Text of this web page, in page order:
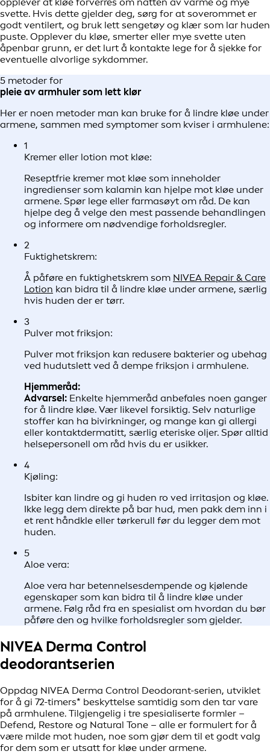
svette. Hvis dette gjelder deg, sørg for at soverommet er
godt ventilert, og bruk lett sengetøy og klær som lar huden
puste. Opplever du kløe, smerter eller mye svette uten
åpenbar grunn, er det lurt å kontakte lege for å sjekke for
eventuelle alvorlige sykdommer.
5 metoder for
pleie av armhuler som lett klør
Her er noen metoder man kan bruke for å lindre kløe under
armene, sammen med symptomer som kviser i armhulene:
1
Kremer eller lotion mot kløe:
Reseptfrie kremer mot kløe som inneholder
ingredienser som kalamin kan hjelpe mot kløe under
armene. Spør lege eller farmasøyt om råd. De kan
hjelpe deg å velge den mest passende behandlingen
og informere om nødvendige forholdsregler.
2
Fuktighetskrem:
Å påføre en fuktighetskrem som NIVEA Repair & Care
Lotion kan bidra til å lindre kløe under armene, særlig
hvis huden der er tørr.
3
Pulver mot friksjon:
Pulver mot friksjon kan redusere bakterier og ubehag
ved hudutslett ved å dempe friksjon i armhulene.
Hjemmeråd:
Advarsel: Enkelte hjemmeråd anbefales noen ganger
for å lindre kløe. Vær likevel forsiktig. Selv naturlige
stoffer kan ha bivirkninger, og mange kan gi allergi
eller kontaktdermatitt, særlig eteriske oljer. Spør alltid
helsepersonell om råd hvis du er usikker.
4
Kjøling:
Isbiter kan lindre og gi huden ro ved irritasjon og kløe.
Ikke legg dem direkte på bar hud, men pakk dem inn i
et rent håndkle eller tørkerull før du legger dem mot
huden.
5
Aloe vera:
Aloe vera har betennelsesdempende og kjølende
egenskaper som kan bidra til å lindre kløe under
armene. Følg råd fra en spesialist om hvordan du bør
påføre den og hvilke forholdsregler som gjelder.
NIVEA Derma Control
deodorantserien
Oppdag NIVEA Derma Control Deodorant-serien, utviklet
for å gi 72-timers* beskyttelse samtidig som den tar vare
på armhulene. Tilgjengelig i tre spesialiserte formler –
Defend, Restore og Natural Tone – alle er formulert for å
være milde mot huden, noe som gjør dem til et godt valg
for dem som er utsatt for kløe under armene.